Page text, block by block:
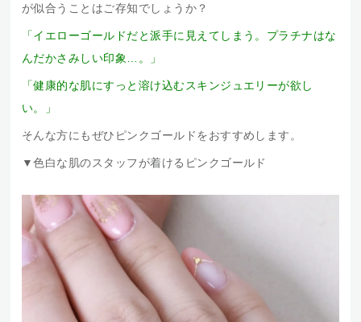
が似合うことはご存知でしょうか？
「イエローゴールドだと派手に見えてしまう。プラチナはな
んだかさみしい印象…。」
「健康的な肌にすっと溶け込むスキンジュエリーが欲し
い。」
そんな方にもぜひピンクゴールドをおすすめします。
▼色白な肌のスタッフが着けるピンクゴールド